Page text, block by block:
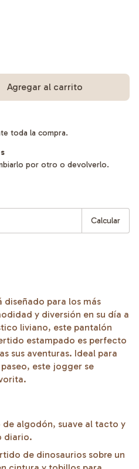
toda la compra.
por otro o devolverlo.
Calcular
diseñado para los más
y diversión en su día a
liviano, este pantalón
estampado es perfecto
sus aventuras. Ideal para
este jogger se
de algodón, suave al tacto y
diario.
de dinosaurios sobre un